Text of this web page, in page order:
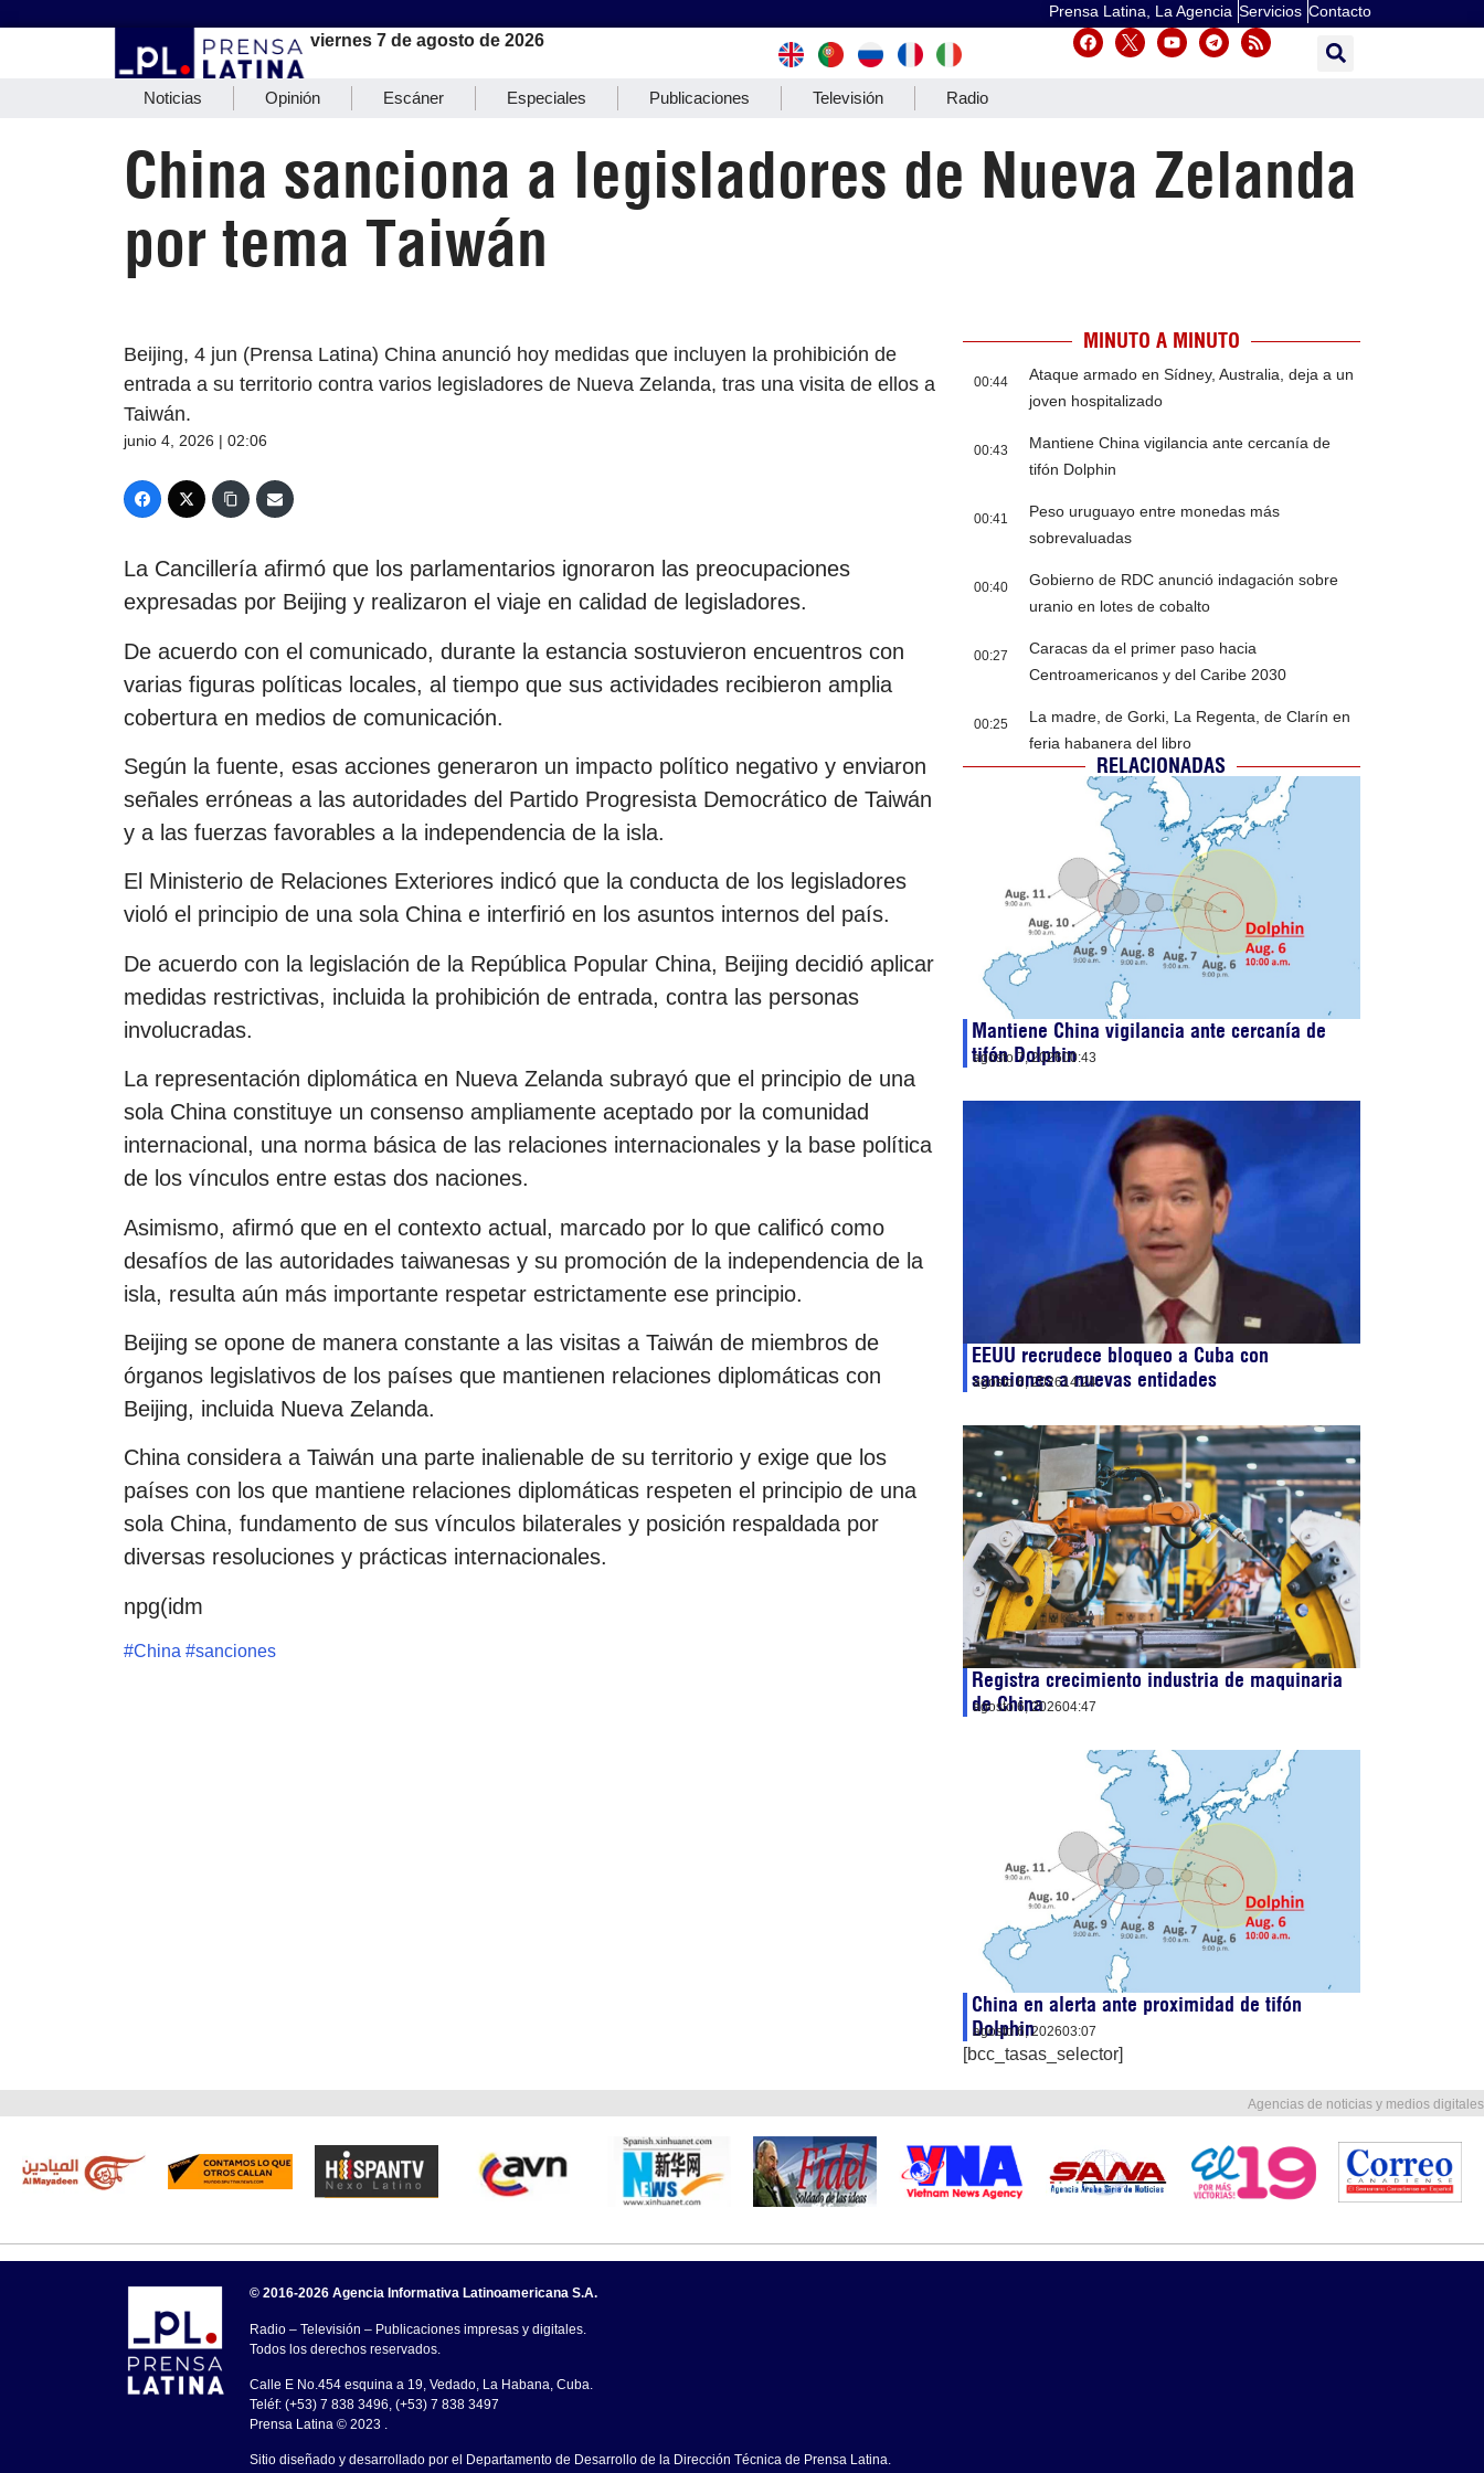
Prensa Latina, La Agencia Servicios Contacto
viernes 7 de agosto de 2026
Noticias Opinión Escáner Especiales Publicaciones Televisión Radio
China sanciona a legisladores de Nueva Zelanda
por tema Taiwán
Beijing, 4 jun (Prensa Latina) China anunció hoy medidas que incluyen la prohibición de
entrada a su territorio contra varios legisladores de Nueva Zelanda, tras una visita de ellos a
Taiwán.
junio 4, 2026 | 02:06
La Cancillería afirmó que los parlamentarios ignoraron las preocupaciones
expresadas por Beijing y realizaron el viaje en calidad de legisladores.
De acuerdo con el comunicado, durante la estancia sostuvieron encuentros con
varias figuras políticas locales, al tiempo que sus actividades recibieron amplia
cobertura en medios de comunicación.
Según la fuente, esas acciones generaron un impacto político negativo y enviaron
señales erróneas a las autoridades del Partido Progresista Democrático de Taiwán
y a las fuerzas favorables a la independencia de la isla.
El Ministerio de Relaciones Exteriores indicó que la conducta de los legisladores
violó el principio de una sola China e interfirió en los asuntos internos del país.
De acuerdo con la legislación de la República Popular China, Beijing decidió aplicar
medidas restrictivas, incluida la prohibición de entrada, contra las personas
involucradas.
La representación diplomática en Nueva Zelanda subrayó que el principio de una
sola China constituye un consenso ampliamente aceptado por la comunidad
internacional, una norma básica de las relaciones internacionales y la base política
de los vínculos entre estas dos naciones.
Asimismo, afirmó que en el contexto actual, marcado por lo que calificó como
desafíos de las autoridades taiwanesas y su promoción de la independencia de la
isla, resulta aún más importante respetar estrictamente ese principio.
Beijing se opone de manera constante a las visitas a Taiwán de miembros de
órganos legislativos de los países que mantienen relaciones diplomáticas con
Beijing, incluida Nueva Zelanda.
China considera a Taiwán una parte inalienable de su territorio y exige que los
países con los que mantiene relaciones diplomáticas respeten el principio de una
sola China, fundamento de sus vínculos bilaterales y posición respaldada por
diversas resoluciones y prácticas internacionales.
npg(idm
#China #sanciones
MINUTO A MINUTO
00:44
Ataque armado en Sídney, Australia, deja a un
joven hospitalizado
00:43
Mantiene China vigilancia ante cercanía de
tifón Dolphin
00:41
Peso uruguayo entre monedas más
sobrevaluadas
00:40
Gobierno de RDC anunció indagación sobre
uranio en lotes de cobalto
00:27
Caracas da el primer paso hacia
Centroamericanos y del Caribe 2030
00:25
La madre, de Gorki, La Regenta, de Clarín en
feria habanera del libro
RELACIONADAS
Mantiene China vigilancia ante cercanía de
tifón Dolphin
agosto 7, 202600:43
EEUU recrudece bloqueo a Cuba con
sanciones a nuevas entidades
agosto 6, 202614:24
Registra crecimiento industria de maquinaria
de China
agosto 6, 202604:47
China en alerta ante proximidad de tifón
Dolphin
agosto 6, 202603:07
[bcc_tasas_selector]
Agencias de noticias y medios digitales
© 2016-2026 Agencia Informativa Latinoamericana S.A.
Radio – Televisión – Publicaciones impresas y digitales.
Todos los derechos reservados.
Calle E No.454 esquina a 19, Vedado, La Habana, Cuba.
Teléf: (+53) 7 838 3496, (+53) 7 838 3497
Prensa Latina © 2023 .
Sitio diseñado y desarrollado por el Departamento de Desarrollo de la Dirección Técnica de Prensa Latina.